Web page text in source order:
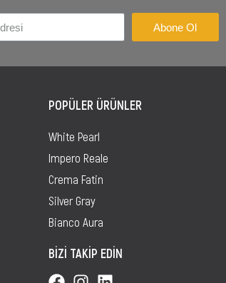
Abone Ol
POPÜLER ÜRÜNLER
White Pearl
Impero Reale
Crema Fatin
Silver Gray
Bianco Aura
BİZİ TAKİP EDİN